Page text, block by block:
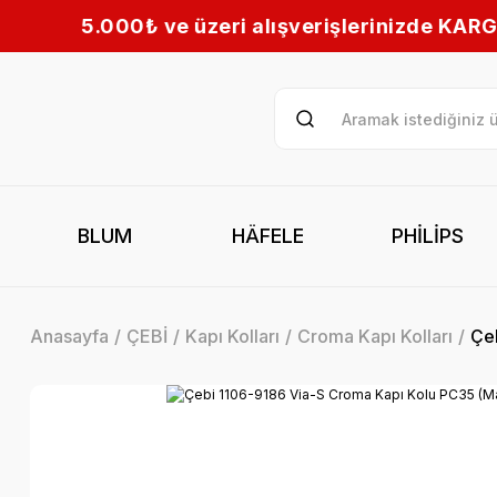
KARGO BEDAVA! | Tüm
BLUM HÄFELE PHİLİPS
Anasayfa ÇEBİ Kapı Kolları Croma Kapı Kolları